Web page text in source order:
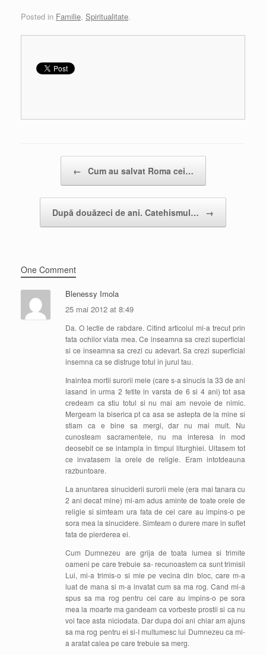
Posted in Familie, Spiritualitate.
← Cum au salvat Roma cei…
După douăzeci de ani. Catehismul… →
One Comment
Blenessy Imola
25 mai 2012 at 8:49
Da. O lectie de rabdare. Citind articolul mi-a trecut prin
fata ochilor viata mea. Ce inseamna sa crezi superficial
si ce inseamna sa crezi cu adevart. Sa crezi superficial
insemna ca se distruge totul in jurul tau.
Inaintea mortii surorii mele (care s-a sinucis la 33 de ani
lasand in urma 2 fetite in varsta de 6 si 4 ani) tot asa
credeam ca stiu totul si nu mai am nevoie de nimic.
Mergeam la biserica pt ca asa se astepta de la mine si
stiam ca e bine sa mergi, dar nu mai mult. Nu
cunosteam sacramentele, nu ma interesa in mod
deosebit ce se intampla in timpul liturghiei. Uitasem tot
ce invatasem la orele de religie. Eram intotdeauna
razbuntoare.
La anuntarea sinuciderii surorii mele (era mai tanara cu
2 ani decat mine) mi-am adus aminte de toate orele de
religie si simteam ura fata de cei care au impins-o pe
sora mea la sinucidere. Simteam o durere mare in suflet
fata de pierderea ei.
Cum Dumnezeu are grija de toata lumea si trimite
oameni pe care trebuie sa- recunoastem ca sunt trimisii
Lui, mi-a trimis-o si mie pe vecina din bloc, care m-a
luat de mana si m-a invatat cum sa ma rog. Cand mi-a
spus sa ma rog pentru cei care au impins-o pe sora
mea la moarte ma gandeam ca vorbeste prostii si ca nu
voi face asta niciodata. Dar dupa doi ani chiar am ajuns
sa ma rog pentru ei si-I multumesc lui Dumnezeu ca mi-
a aratat calea pe care trebuie sa merg.